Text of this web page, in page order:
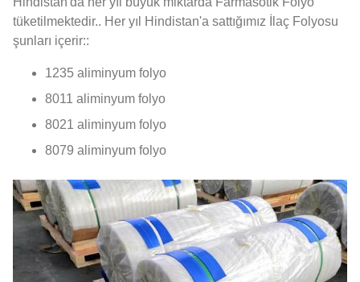
tüketilmektedir.. Her yıl Hindistan'a sattığımız İlaç Folyosu
şunları içerir::
1235 aliminyum folyo
8011 aliminyum folyo
8021 aliminyum folyo
8079 aliminyum folyo